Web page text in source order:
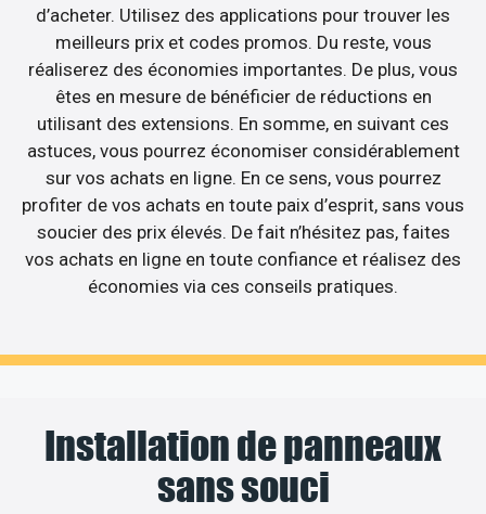
d’acheter. Utilisez des applications pour trouver les
meilleurs prix et codes promos. Du reste, vous
réaliserez des économies importantes. De plus, vous
êtes en mesure de bénéficier de réductions en
utilisant des extensions. En somme, en suivant ces
astuces, vous pourrez économiser considérablement
sur vos achats en ligne. En ce sens, vous pourrez
profiter de vos achats en toute paix d’esprit, sans vous
soucier des prix élevés. De fait n’hésitez pas, faites
vos achats en ligne en toute confiance et réalisez des
économies via ces conseils pratiques.
Installation de panneaux
sans souci